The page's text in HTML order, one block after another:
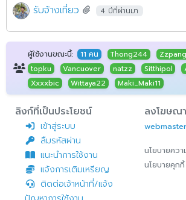
รับจ้างเที่ยว 4 ปีที่ผ่านมา
ผู้ใช้งานขณะนี้: 11 คน Thong244
topku
Vancuover natzz Sitthipol
Xxxxbic
Wittaya22 Maki_Maki11
ลิงก์ที่เป็นประโยชน์
เข้าสู่ระบบ
ลืมรหัสผ่าน
แนะนำการใช้งาน
แจ้งการเติมเหรียญ
ติดต่อเจ้าหน้าที่/แจ้ง
ลงโฆษณ
นโยบายคว
นโยบายคุกกี้